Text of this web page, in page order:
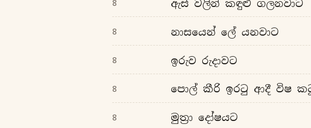
8 ඇස් වලින් කඳුළු ගලනවාට
8 නාසයෙන් ලේ යනවාට
8 ඉරුව රුදාවට
8 පොල් කීරි ඉරටු ආදී විෂ
8 මුත්‍රා දෝෂයට